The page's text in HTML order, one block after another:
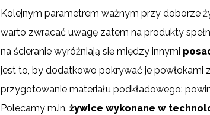
Kolejnym parametrem ważnym przy doborze
warto zwracać uwagę zatem na produkty
na ścieranie wyróżniają się między innymi
jest to, by dodatkowo pokrywać je powłokami
przygotowanie materiału podkładowego:
Polecamy m.in. żywice wykonane w